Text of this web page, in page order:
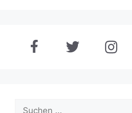
Suchen